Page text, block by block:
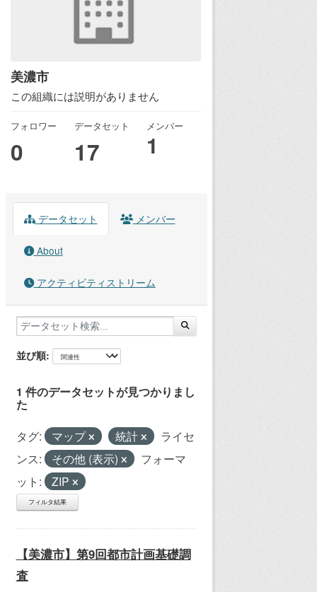
美濃市
この組織には説明がありません
フォロワー
0
データセット
17
メンバー
1
データセット メンバー
About
アクティビティストリーム
並び順
1 件のデータセットが見つかりまし
た
タグ: マップ 統計
ライセ
ンス:
その他 (表示)
フォーマ
ット:
ZIP
フィルタ結果
【美濃市】第9回都市計画基礎調
査